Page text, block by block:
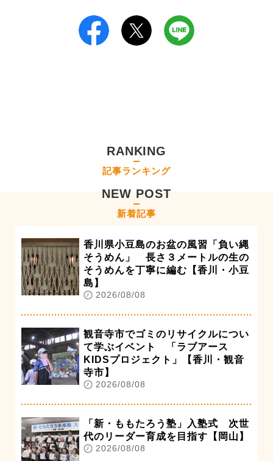
RANKING
記事ランキング
NEW POST
新着記事
香川県小豆島のお盆の風習「負い縄
そうめん」 長さ３メートルの生の
そうめんを丁寧に編む【香川・小豆
島】
2026/08/08
観音寺市でゴミのリサイクルについ
て学ぶイベント 「ラブアース
KIDSプロジェクト」【香川・観音
寺市】
2026/08/08
「新・ももたろう塾」入塾式 次世
代のリーダー育成を目指す【岡山】
2026/08/08